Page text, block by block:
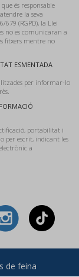
és responsable
la seva
679 (RGPD), la Llei
no es comunicaran a
fitxers mentre no
ESMENTADA
per informar-lo
portabilitat i
per escrit, indicant les
a
de feina